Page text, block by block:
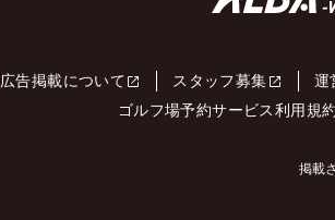
広告掲載について スタッフ募集 運
ゴルフ場予約サービス利用規約
掲載